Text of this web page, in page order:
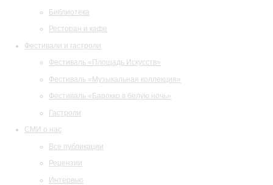
Библиотека
Ресторан и кафе
Фестивали и гастроли
Фестиваль «Площадь Искусств»
Фестиваль «Музыкальная коллекция»
Фестиваль «Барокко в белую ночь»
Гастроли
СМИ о нас
Все публикации
Рецензии
Интервью